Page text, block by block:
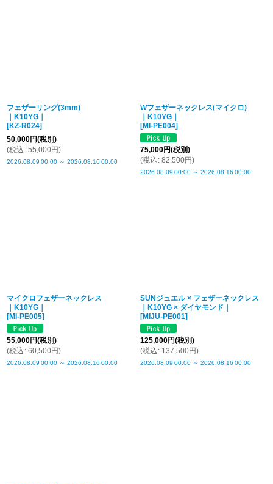
フェザーリング(3mm)
｜K10YG｜
[KZ-R024]
50,000円(税別)
(税込 : 55,000円)
2026.08.09 00:00 ～ 2026.08.16 00:00
Wフェザーネックレス(マイクロ)
｜K10YG｜
[MI-PE004]
75,000円(税別)
(税込 : 82,500円)
2026.08.09 00:00 ～ 2026.08.16 00:00
マイクロフェザーネックレス
｜K10YG｜
[MI-PE005]
55,000円(税別)
(税込 : 60,500円)
2026.08.09 00:00 ～ 2026.08.16 00:00
SUNジュエル × フェザーネックレス
｜K10YG × ダイヤモンド｜
[MIJU-PE001]
125,000円(税別)
(税込 : 137,500円)
2026.08.09 00:00 ～ 2026.08.16 00:00